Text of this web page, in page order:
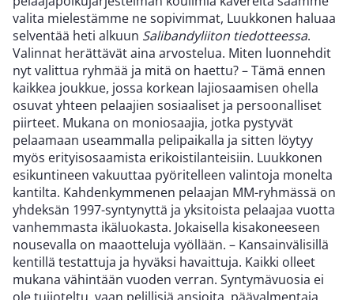
valita mielestämme ne sopivimmat, Luukkonen haluaa
selventää heti alkuun Salibandyliiton tiedotteessa.
Valinnat herättävät aina arvostelua. Miten luonnehdit
nyt valittua ryhmää ja mitä on haettu? – Tämä ennen
kaikkea joukkue, jossa korkean lajiosaamisen ohella
osuvat yhteen pelaajien sosiaaliset ja persoonalliset
piirteet. Mukana on moniosaajia, jotka pystyvät
pelaamaan useammalla pelipaikalla ja sitten löytyy
myös erityisosaamista erikoistilanteisiin. Luukkonen
esikuntineen vakuuttaa pyöritelleen valintoja monelta
kantilta. Kahdenkymmenen pelaajan MM-ryhmässä on
yhdeksän 1997-syntynyttä ja yksitoista pelaajaa vuotta
vanhemmasta ikäluokasta. Jokaisella kisakoneeseen
nousevalla on maaotteluja vyöllään. – Kansainvälisillä
kentillä testattuja ja hyväksi havaittuja. Kaikki olleet
mukana vähintään vuoden verran. Syntymävuosia ei